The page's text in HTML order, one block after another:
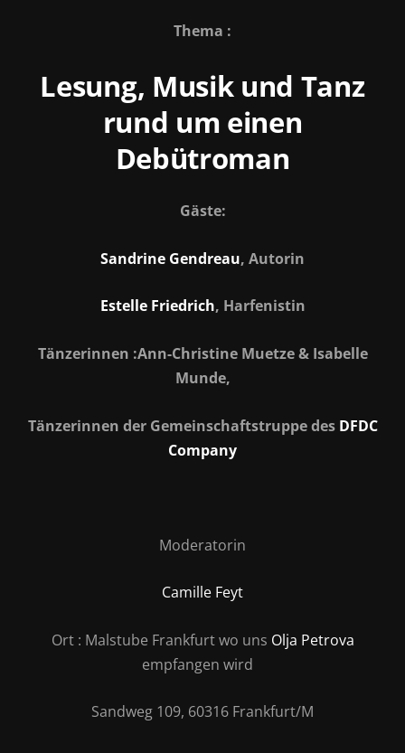
Thema :
Lesung, Musik und Tanz
rund um einen
Debütroman
Gäste:
Sandrine Gendreau, Autorin
Estelle Friedrich, Harfenistin
Tänzerinnen :Ann-Christine Muetze & Isabelle
Munde,
Tänzerinnen der Gemeinschaftstruppe des DFDC
Company
Moderatorin
Camille Feyt
Ort : Malstube Frankfurt wo uns Olja Petrova
empfangen wird
Sandweg 109, 60316 Frankfurt/M